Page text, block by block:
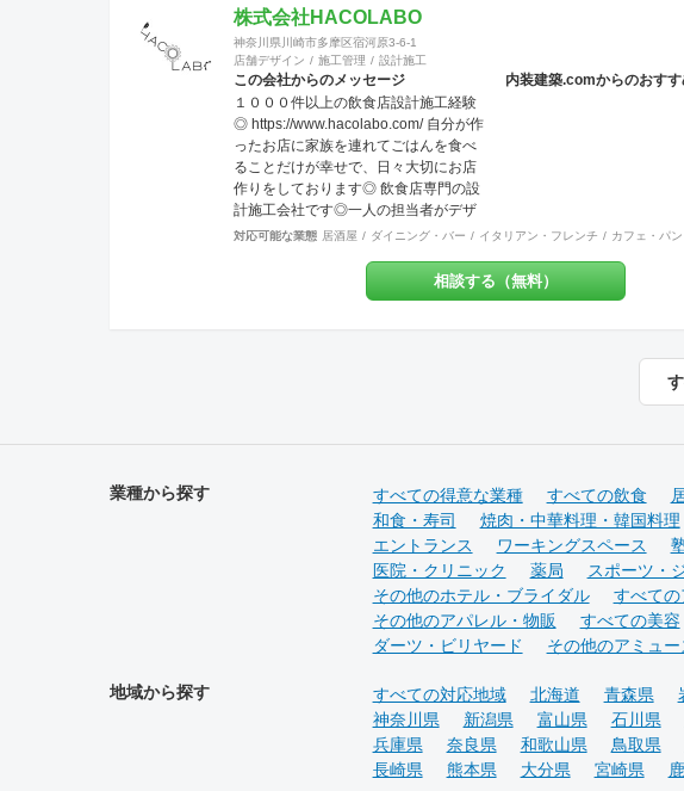
株式会社HACOLABO
神奈川県川崎市多摩区宿河原3-6-1
店舗デザイン
施工管理 設計施工
この会社からのメッセージ
１０００件以上の飲食店設計施工経験
◎ https://www.hacolabo.com/ 自分が作
ったお店に家族を連れてごはんを食べ
ることだけが幸せで、日々大切にお店
作りをしております◎ 飲食店専門の設
計施工会社です◎一人の担当者がデザ
イン設計施工メンテナンスまで一気通
はいません。 お客様の【夢】を実現す
る上で、「+1」の感動を提供致しま
【 ？ 】 ＝ 【 ！ 】 ご来
浮かび 意図に気づいた瞬間「 ！ 」
に変わってしまう。 HACOLABOは、
楽しみにあふれた 「仕組み」を提供致
します。 伝える思いと 届ける声に
ちょっとした遊び心を ＨＡＣＯＬＡＢ
内装建築.comからのおすす
対応可能な業態 居酒屋 ダイニング・バー イタリアン・フレンチ カフェ・パ
相談する（無料）
業種から探す すべての得意な業種 すべての飲食
和食・寿司
焼肉・中華料理・韓国料理
エントランス
ワーキングスペース
医院・クリニック
薬局 スポーツ・
その他のホテル・ブライダル
すべての
その他のアパレル・物販
すべての美容
ダーツ・ビリヤード
その他のアミュ
地域から探す すべての対応地域 北海道 青森県
神奈川県
新潟県 富山県 石川県
兵庫県
奈良県 和歌山県 鳥取県
長崎県
熊本県 大分県 宮崎県